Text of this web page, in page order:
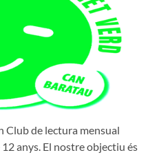
Club de lectura mensual
anys. El nostre objectiu és